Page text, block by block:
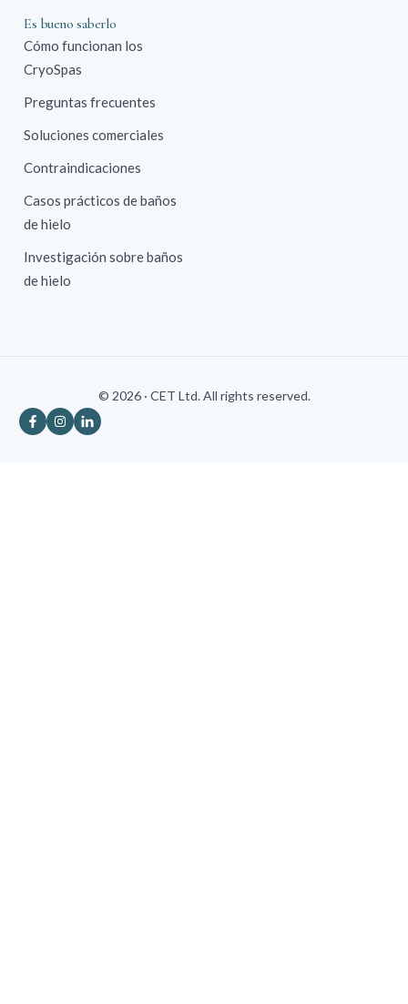
Es bueno saberlo
Cómo funcionan los
CryoSpas
Preguntas frecuentes
Soluciones comerciales
Contraindicaciones
Casos prácticos de baños
de hielo
Investigación sobre baños
de hielo
© 2026 · CET Ltd. All rights reserved.